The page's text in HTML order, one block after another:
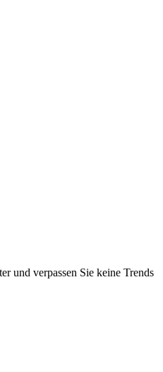
und verpassen Sie keine Trends